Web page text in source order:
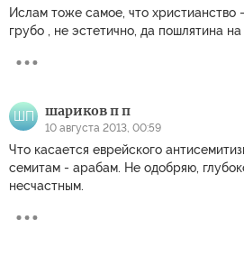
Ислам тоже самое, что христианство
грубо , не эстетично, да пошлятина
ШП шариков п п
10 августа 2013, 00:59
Что касается еврейского
семитам - арабам. Не одобряю,
несчастным.